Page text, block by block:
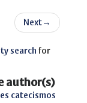
Next →
search for
author(s)
catecismos